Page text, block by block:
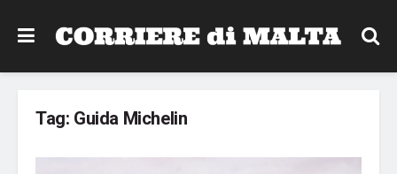
Tag: Guida Michelin